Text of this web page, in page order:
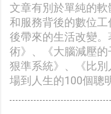
文章有別於單純的
和服務背後的數位
後帶來的生活改變
術》、《大腦減壓
狠準系統》、《比
場到人生的100個聰